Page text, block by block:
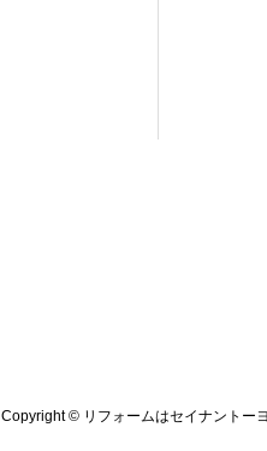
Copyright © リフォームはセイナントー